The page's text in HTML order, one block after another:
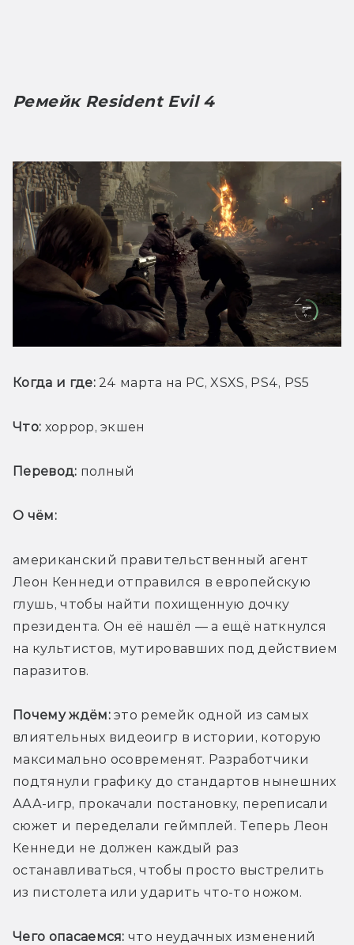
Ремейк Resident Evil 4
Когда и где: 24 марта на PC, XSXS, PS4, PS5
Что: хоррор, экшен
Перевод: полный
О чём:
американский правительственный агент
Леон Кеннеди отправился в европейскую
глушь, чтобы найти похищенную дочку
президента. Он её нашёл — а ещё наткнулся
на культистов, мутировавших под действием
паразитов.
Почему ждём: это ремейк одной из самых
влиятельных видеоигр в истории, которую
максимально осовременят. Разработчики
подтянули графику до стандартов нынешних
ААА-игр, прокачали постановку, переписали
сюжет и переделали геймплей. Теперь Леон
Кеннеди не должен каждый раз
останавливаться, чтобы просто выстрелить
из пистолета или ударить что-то ножом.
Чего опасаемся: что неудачных изменений